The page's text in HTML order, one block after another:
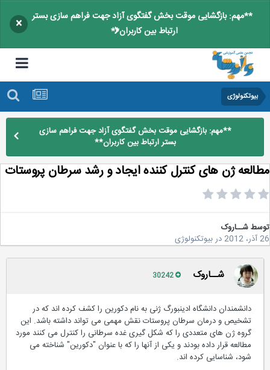
**مهم: بازگشایی موقت بخش گفتگوی آزاد جهت فراهم سازی بستر
ارتباط بین کاربران**
×
بیوتکنولوژی
**مهم: بازگشایی موقت بخش گفتگوی آزاد جهت فراهم سازی
بستر ارتباط بین کاربران**
ژن های کنترل کننده ایجاد و رشد سرطان پروستات
شــاروک
دربیوتکنولوژی
شــاروک
دانشمندان دانشگاه ادینبورگ ژنی به نام دکورین را کشف کرده اند که در
تشخیص و درمان سرطان پروستات نقش مهمی می تواند داشته باشد. این
گروه ژن های متعددی را که شکل گیری غده سرطانی را کنترل می کنند مورد
مطالعه قرار داده بودند و یکی از آنها را که با عنوان "دکورین" شناخته می
شود، شناسایی کرده اند.